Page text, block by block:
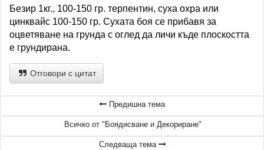
Безир 1кг., 100-150 гр. терпентин, суха охра или
цинквайс 100-150 гр. Сухата боя се прибавя за
оцветяване на грунда с оглед да личи къде плоскостта
е грундирана.
Отговори с цитат
Предишна тема
Всичко от "Боядисване и Декориране"
Следваща тема